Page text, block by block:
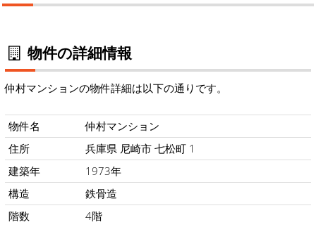
物件の詳細情報
仲村マンションの物件詳細は以下の通りです。
物件名
仲村マンション
住所
兵庫県 尼崎市 七松町 1
建築年
1973年
構造
鉄骨造
階数
4階